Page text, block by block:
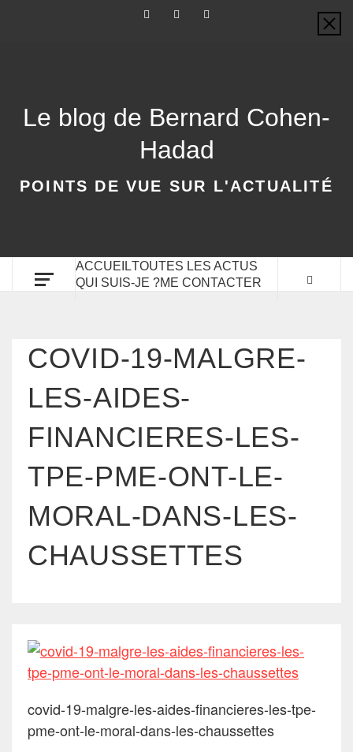
Le blog de Bernard Cohen-
Hadad
POINTS DE VUE SUR L'ACTUALITÉ
ACCUEILTOUTES LES ACTUS
QUI SUIS-JE ?ME CONTACTER
COVID-19-MALGRE-
LES-AIDES-
FINANCIERES-LES-
TPE-PME-ONT-LE-
MORAL-DANS-LES-
CHAUSSETTES
covid-19-malgre-les-aides-financieres-les-tpe-
pme-ont-le-moral-dans-les-chaussettes